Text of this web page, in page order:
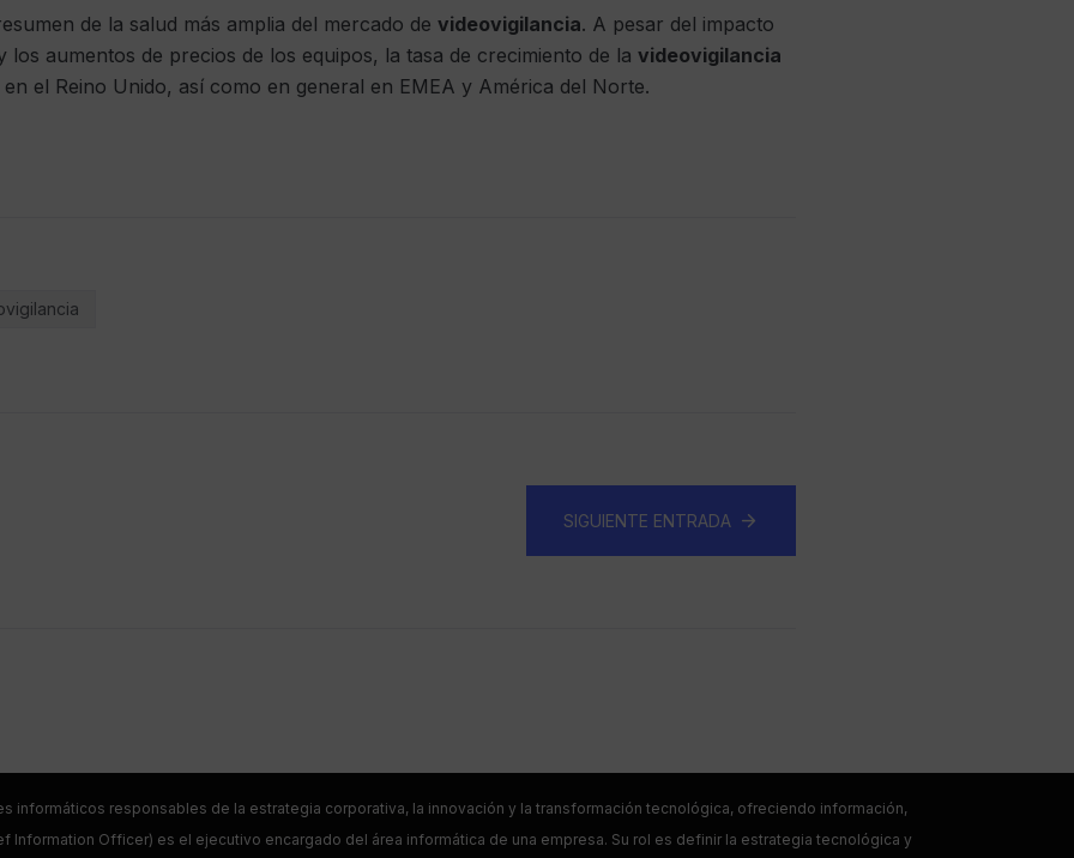
de la salud más amplia del mercado de videovigilancia. A pesar del impacto
los aumentos de precios de los equipos, la tasa de crecimiento de la videovigilancia
el Reino Unido, así como en general en EMEA y América del Norte.
SIGUIENTE ENTRADA
informáticos responsables de la estrategia corporativa, la innovación y la transformación tecnológica, ofreciendo información,
Information Officer) es el ejecutivo encargado del área informática de una empresa. Su rol es definir la estrategia tecnológica y